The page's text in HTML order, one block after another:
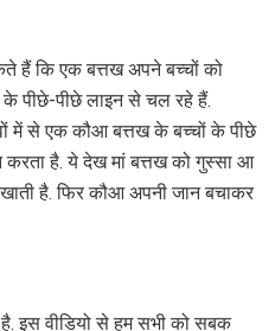
हैं कि एक बत्तख अपने बच्चों को
पीछे-पीछे लाइन से चल रहे हैं.
में से एक कौआ बत्तख के बच्चों के पीछे
करता है. ये देख मां बत्तख को गुस्सा आ
है. फिर कौआ अपनी जान बचाकर
इस वीडियो से हम सभी को सबक